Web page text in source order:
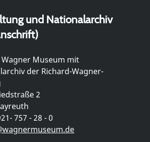
und Nationalarchiv
Wagner Museum mit
der Richard-Wagner-
2
757 - 28 - 0